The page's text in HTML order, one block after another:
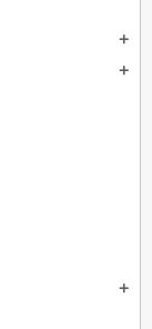
add
add
add